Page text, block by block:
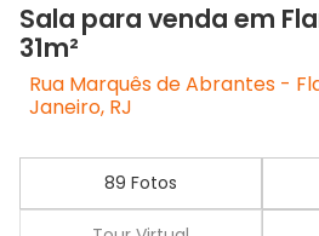
Sala para venda em
31m²
Rua Marquês de Abrantes -
Janeiro, RJ
89 Fotos